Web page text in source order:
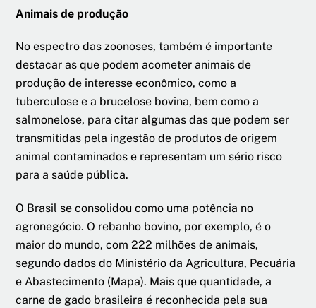
Animais de produção
No espectro das zoonoses, também é importante
destacar as que podem acometer animais de
produção de interesse econômico, como a
tuberculose e a brucelose bovina, bem como a
salmonelose, para citar algumas das que podem ser
transmitidas pela ingestão de produtos de origem
animal contaminados e representam um sério risco
para a saúde pública.
O Brasil se consolidou como uma potência no
agronegócio. O rebanho bovino, por exemplo, é o
maior do mundo, com 222 milhões de animais,
segundo dados do Ministério da Agricultura, Pecuária
e Abastecimento (Mapa). Mais que quantidade, a
carne de gado brasileira é reconhecida pela sua